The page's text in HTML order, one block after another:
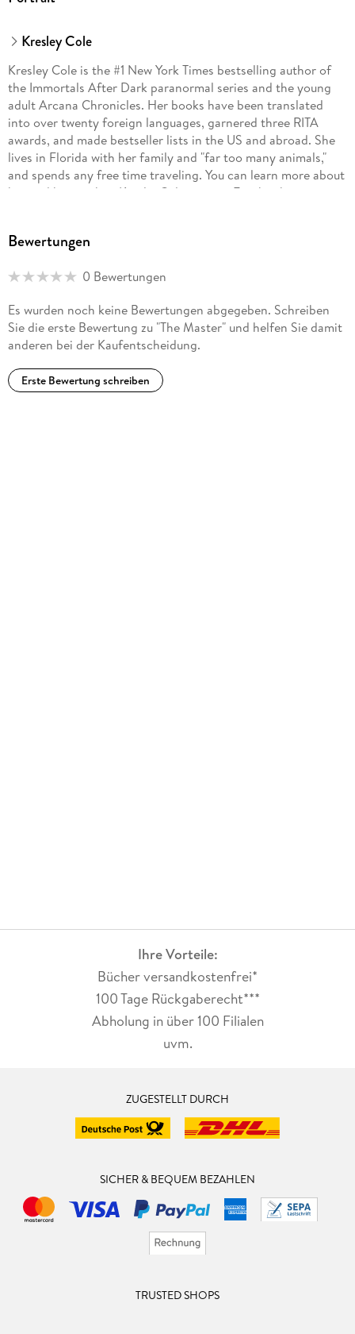
Kresley Cole
Kresley Cole is the #1 New York Times bestselling author of
the Immortals After Dark paranormal series and the young
adult Arcana Chronicles. Her books have been translated
into over twenty foreign languages, garnered three RITA
awards, and made bestseller lists in the US and abroad. She
lives in Florida with her family and "far too many animals,"
and spends any free time traveling. You can learn more about
her and her work at KresleyCole. com or Facebook.
Bewertungen
0 Bewertungen
Es wurden noch keine Bewertungen abgegeben. Schreiben
Sie die erste Bewertung zu "The Master" und helfen Sie damit
anderen bei der Kaufentscheidung.
Erste Bewertung schreiben
Ihre Vorteile:
Bücher versandkostenfrei*
100 Tage Rückgaberecht***
Abholung in über 100 Filialen
uvm.
ZUGESTELLT DURCH
SICHER & BEQUEM BEZAHLEN
TRUSTED SHOPS